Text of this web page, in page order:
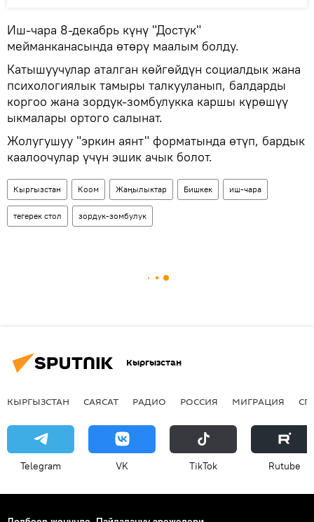
Иш-чара 8-декабрь күнү "Достук"
мейманканасында өтөрү маалым болду.
Катышуучулар аталган көйгөйдүн социалдык жана
психологиялык тамыры талкууланып, балдарды
коргоо жана зордук-зомбулукка каршы күрөшүү
ыкмалары ортого салынат.
Жолугушуу "эркин аянт" форматында өтүп, бардык
каалоочулар үчүн эшик ачык болот.
Кыргызстан Коом Жаңылыктар Бишкек иш-чара
тегерек стол зордук-зомбулук
Кыргызстан
КЫРГЫЗСТАН САЯСАТ РАДИО РОССИЯ МИГРАЦИЯ
Telegram VK ТikТоk Rutube